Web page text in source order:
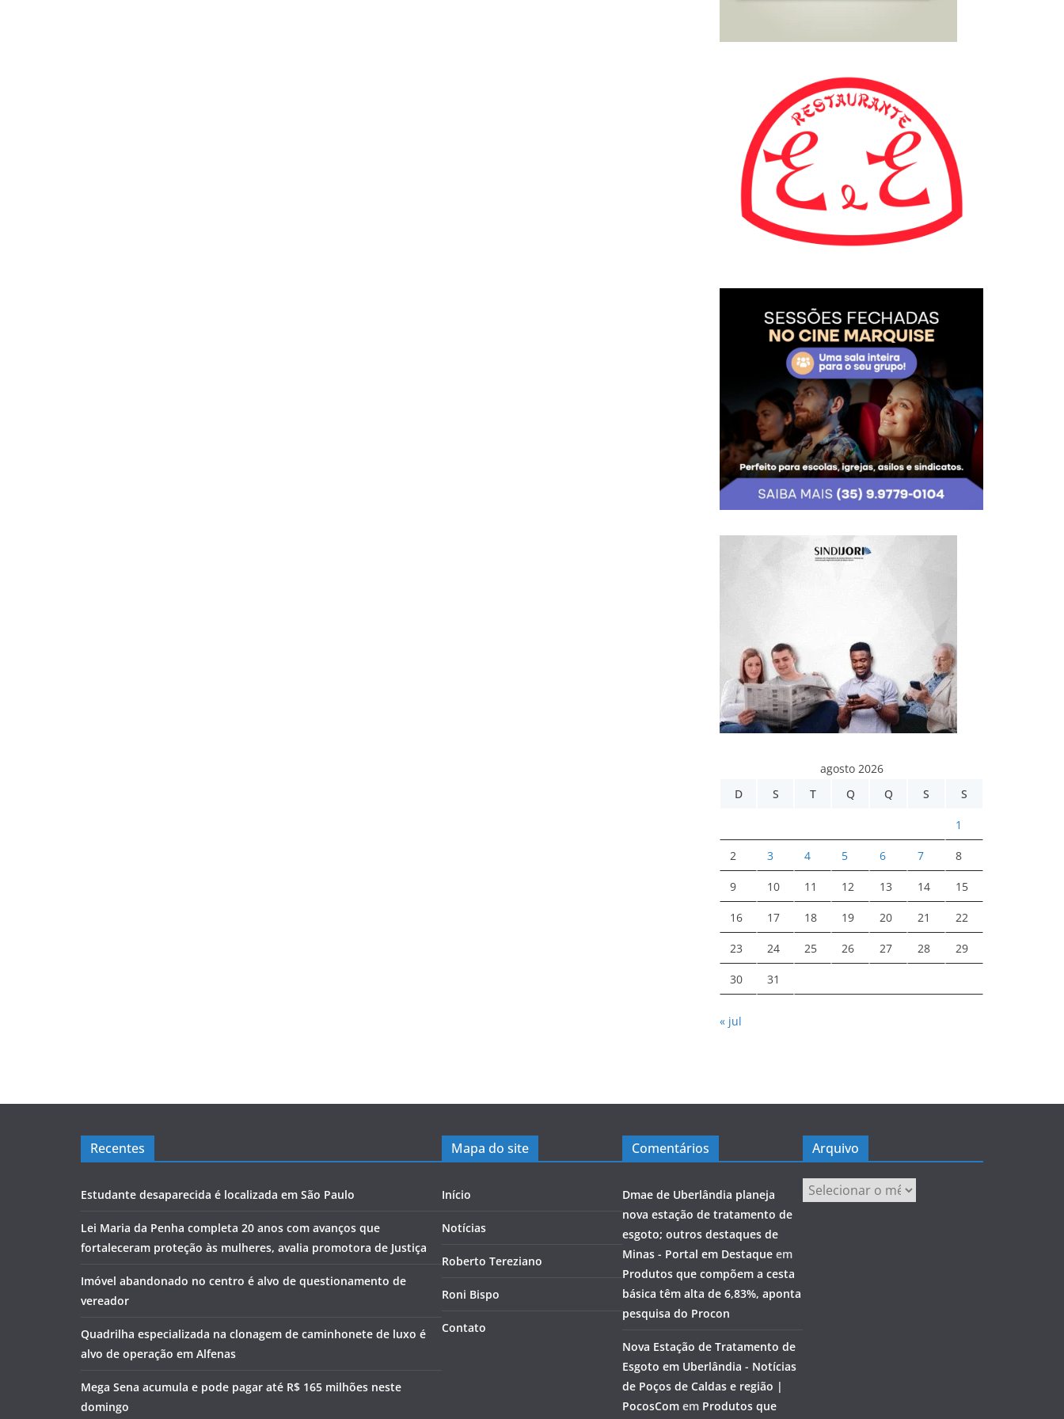
agosto 2026
D
S T Q Q S S
1
2 3 4 5 6 7 8
9 10 11 12 13 14 15
16 17 18 19 20 21 22
23 24 25 26 27 28 29
30 31
« jul
Recentes
Estudante desaparecida é localizada em São Paulo
Lei Maria da Penha completa 20 anos com avanços que
fortaleceram proteção às mulheres, avalia promotora de Justiça
Imóvel abandonado no centro é alvo de questionamento de
vereador
Quadrilha especializada na clonagem de caminhonete de luxo é
alvo de operação em Alfenas
Mega Sena acumula e pode pagar até R$ 165 milhões neste
domingo
Mapa do site
Início
Notícias
Roberto Tereziano
Roni Bispo
Contato
Comentários
Dmae de Uberlândia planeja
nova estação de tratamento de
esgoto; outros destaques de
Minas - Portal em Destaque em
Produtos que compõem a cesta
básica têm alta de 6,83%, aponta
pesquisa do Procon
Nova Estação de Tratamento de
Esgoto em Uberlândia - Notícias
de Poços de Caldas e região |
PocosCom em Produtos que
Arquivo
Arquivo